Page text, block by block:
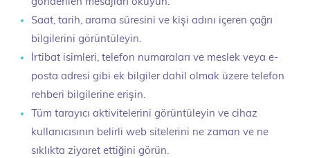
Saat, tarih, arama süresini ve kişi adını içeren çağrı
bilgilerini görüntüleyin.
İrtibat isimleri, telefon numaraları ve meslek veya e-
posta adresi gibi ek bilgiler dahil olmak üzere telefon
rehberi bilgilerine erişin.
Tüm tarayıcı aktivitelerini görüntüleyin ve cihaz
kullanıcısının belirli web sitelerini ne zaman ve ne
sıklıkta ziyaret ettiğini görün.